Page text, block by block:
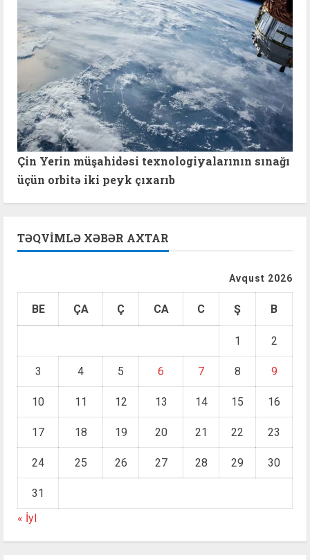
Çin Yerin müşahidəsi texnologiyalarının sınağı
üçün orbitə iki peyk çıxarıb
TƏQVIMLƏ XƏBƏR AXTAR
Avqust 2026
BE ÇA Ç CA C Ş B
1 2
3 4 5 6 7 8 9
10 11 12 13 14 15 16
17 18 19 20 21 22 23
24 25 26 27 28 29 30
31
« İyl